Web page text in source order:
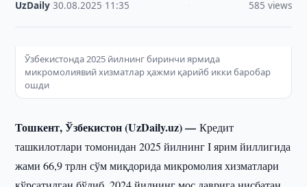
UzDaily ·30.08.2025 11:35 585 views
Ўзбекистонда 2025 йилнинг биринчи ярмида
микромолиявий хизматлар ҳажми қарийб икки баробар
ошди
Тошкент, Ўзбекистон (UzDaily.uz) —Кредит
ташкилотлари томонидан 2025 йилнинг I ярим йиллигида
жами 66,9 трлн сўм миқдорида микромолия хизматлари